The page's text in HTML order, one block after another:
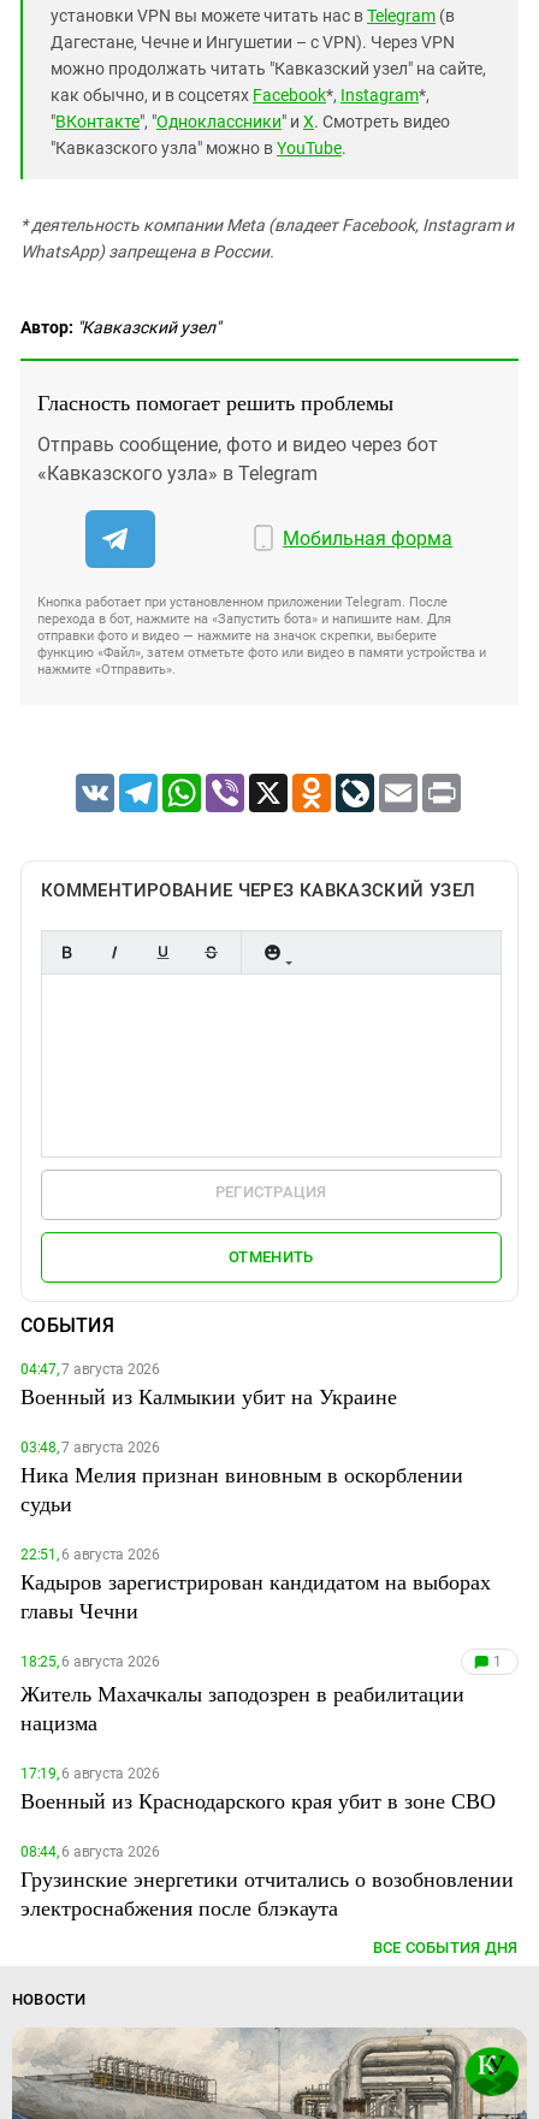
установки VPN вы можете читать нас вTelegram (в
Дагестане, Чечне и Ингушетии – с VPN). Через VPN
можно продолжать читать "Кавказский узел" на сайте,
как обычно, и в соцсетях Facebook*, Instagram*,
"ВКонтакте", "Одноклассники" и X. Смотреть видео
"Кавказского узла" можно вYouTube.
* деятельность компании Meta (владеет Facebook, Instagram и
WhatsApp) запрещена в России.
Автор: "Кавказский узел"
Гласность помогает решить проблемы
Отправь сообщение, фото и видео через бот
«Кавказского узла» в Telegram
Мобильная форма
Кнопка работает при установленном приложении Telegram. После
перехода в бот, нажмите на «Запустить бота» и напишите нам. Для
отправки фото и видео — нажмите на значок скрепки, выберите
функцию «Файл», затем отметьте фото или видео в памяти устройства и
нажмите «Отправить».
VK TelegramWhatsApp
Viber X Odnoklassniki
LiveJournal
Email Print
КОММЕНТИРОВАНИЕ ЧЕРЕЗ КАВКАЗСКИЙ УЗЕЛ
РЕГИСТРАЦИЯ
ОТМЕНИТЬ
СОБЫТИЯ
04:47,7 августа 2026
Военный из Калмыкии убит на Украине
03:48,7 августа 2026
Ника Мелия признан виновным в оскорблении
судьи
22:51,6 августа 2026
Кадыров зарегистрирован кандидатом на выборах
главы Чечни
18:25,6 августа 2026 1
Житель Махачкалы заподозрен в реабилитации
нацизма
17:19,6 августа 2026
Военный из Краснодарского края убит в зоне СВО
08:44,6 августа 2026
Грузинские энергетики отчитались о возобновлении
электроснабжения после блэкаута
ВСЕ СОБЫТИЯ ДНЯ
НОВОСТИ